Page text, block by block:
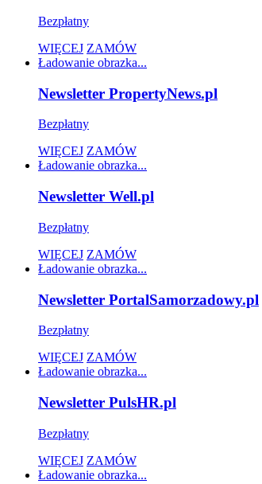
Bezpłatny
WIĘCEJ ZAMÓW
Ładowanie obrazka...
Newsletter PropertyNews.pl
Bezpłatny
WIĘCEJ ZAMÓW
Ładowanie obrazka...
Newsletter Well.pl
Bezpłatny
WIĘCEJ ZAMÓW
Ładowanie obrazka...
Newsletter PortalSamorzadowy.pl
Bezpłatny
WIĘCEJ ZAMÓW
Ładowanie obrazka...
Newsletter PulsHR.pl
Bezpłatny
WIĘCEJ ZAMÓW
Ładowanie obrazka...